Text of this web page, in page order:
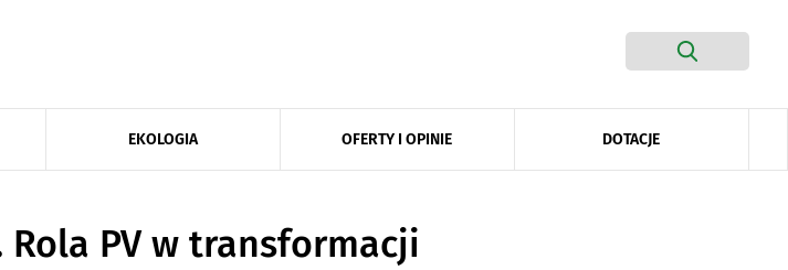
EKOLOGIA OFERTY I OPINIE DOTACJE
Rola PV w transformacji